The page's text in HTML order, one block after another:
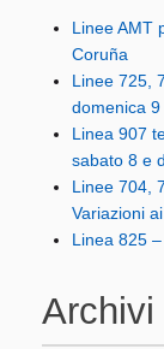
Linee AMT
Coruña
Linee 725,
domenica
Linea 907
sabato 8 e
Linee 704,
Variazioni
Linea 825
Archivi